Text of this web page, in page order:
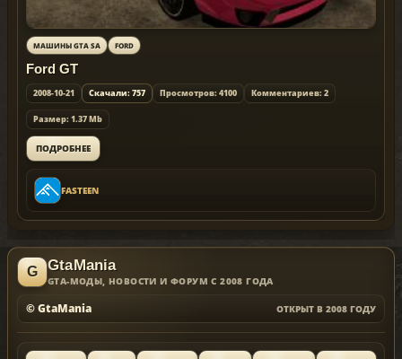
МАШИНЫ GTA SA FORD
Ford GT
2008-10-21 Скачали: 757 Просмотров: 4100 Комментариев: 2
Размер: 1.37 Mb
ПОДРОБНЕЕ
FASTEEN
GtaMania
GTA-МОДЫ, НОВОСТИ И ФОРУМ С 2008 ГОДА
© GtaMania ОТКРЫТ В 2008 ГОДУ